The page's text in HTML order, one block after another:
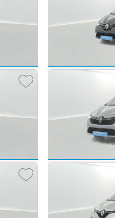
€
Clio TCe 90 21N
41 917 km
Clio E-Tech full
19 457 km